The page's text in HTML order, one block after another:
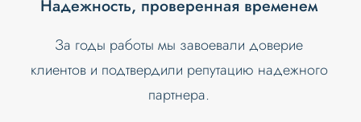
Надежность, проверенная временем
За годы работы мы завоевали доверие
клиентов и подтвердили репутацию надежного
партнера.